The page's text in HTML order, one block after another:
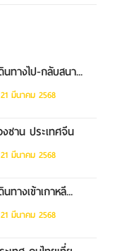
นทางไป-กลับสนา...
มีนาคม 2568
งซาน ประเทศจีน
มีนาคม 2568
นทางเข้าเกาหลี...
มีนาคม 2568